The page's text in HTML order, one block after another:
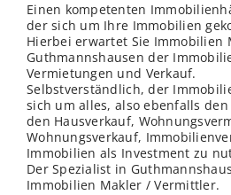
Einen kompetenten
der sich um Ihre Immobilien
Hierbei erwartet Sie Immobilien
Guthmannshausen der
Vermietungen und Verkauf.
Selbstverständlich, der
sich um alles, also ebenfalls
den Hausverkauf,
Wohnungsverkauf,
Immobilien als Investment zu
Der Spezialist in
Immobilien Makler / Vermittler.